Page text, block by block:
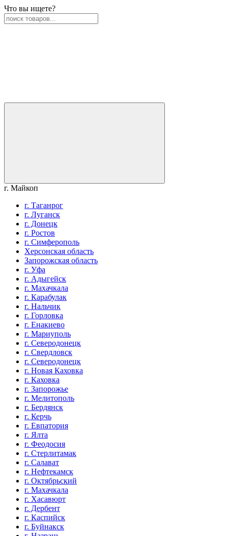
Что вы ищете?
г. Майкоп
г. Таганрог
г. Луганск
г. Донецк
г. Ростов
г. Симферополь
Херсонская область
Запорожская область
г. Уфа
г. Адыгейск
г. Махачкала
г. Карабулак
г. Нальчик
г. Горловка
г. Енакиево
г. Мариуполь
г. Северодонецк
г. Свердловск
г. Северодонецк
г. Новая Каховка
г. Каховка
г. Запорожье
г. Мелитополь
г. Бердянск
г. Керчь
г. Евпатория
г. Ялта
г. Феодосия
г. Стерлитамак
г. Салават
г. Нефтекамск
г. Октябрьский
г. Махачкала
г. Хасавюрт
г. Дербент
г. Каспийск
г. Буйнакск